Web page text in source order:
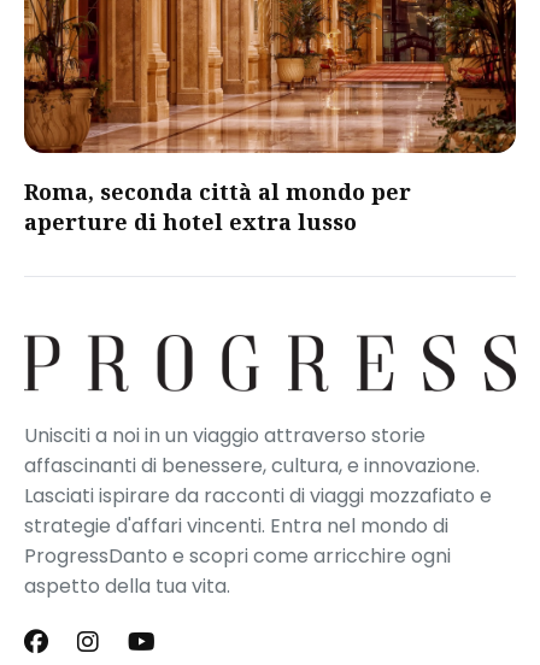
Roma, seconda città al mondo per
aperture di hotel extra lusso
Unisciti a noi in un viaggio attraverso storie
affascinanti di benessere, cultura, e innovazione.
Lasciati ispirare da racconti di viaggi mozzafiato e
strategie d'affari vincenti. Entra nel mondo di
ProgressDanto e scopri come arricchire ogni
aspetto della tua vita.